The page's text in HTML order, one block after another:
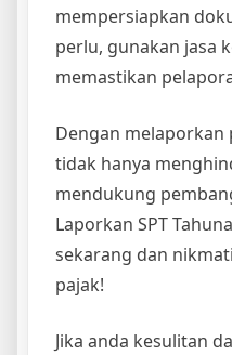
mempersiapkan
perlu, gunakan jasa
memastikan
Dengan melaporkan
tidak hanya
mendukung
Laporkan SPT
sekarang dan
pajak!
Jika anda kesulitan